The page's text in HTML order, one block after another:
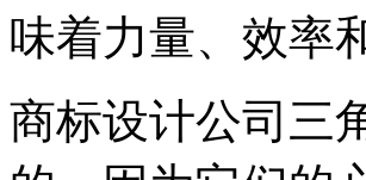
味着力量、效率
商标设计公司三